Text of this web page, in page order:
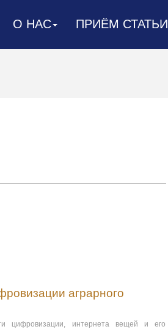
О НАС ПРИЁМ СТАТЬИ
аграрного
цифровизации, интернета вещей и его